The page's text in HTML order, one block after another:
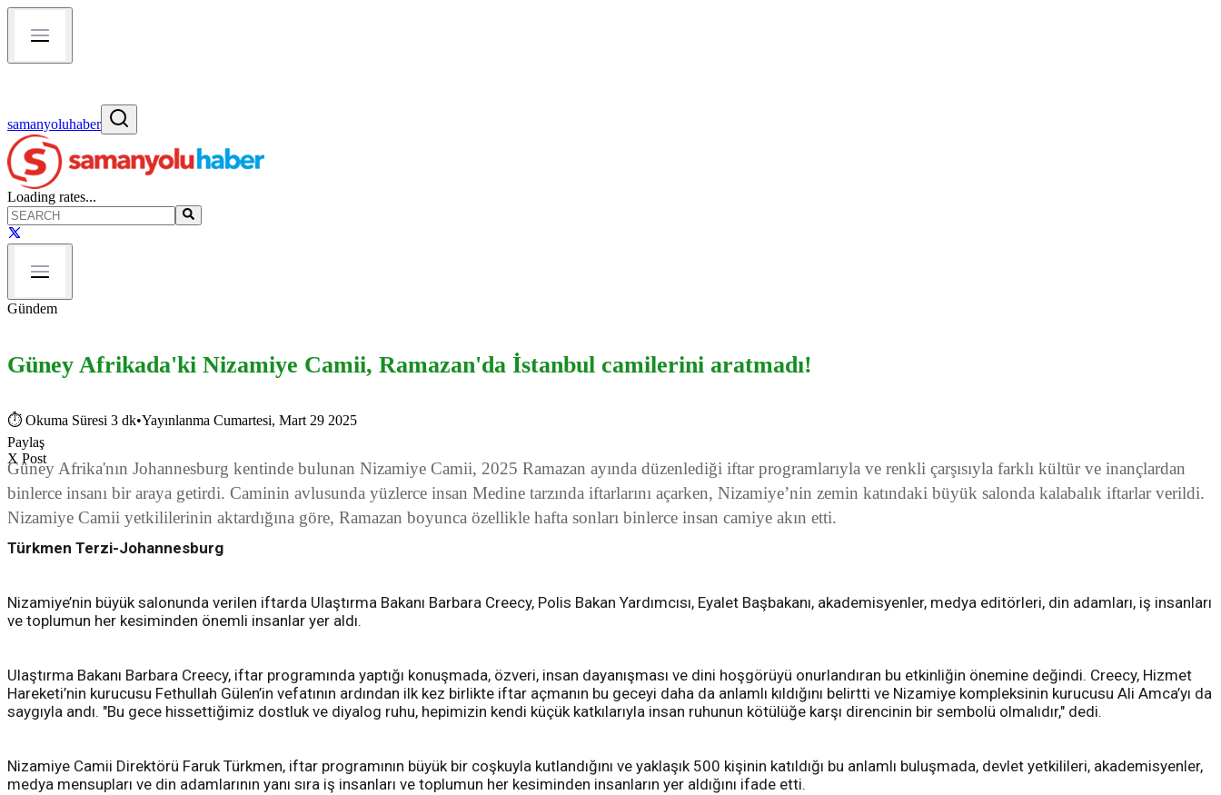
samanyoluhaber
Loading rates...
Gündem
Güney Afrikada'ki Nizamiye Camii, Ramazan'da İstanbul camilerini aratmadı!
⏱ Okuma Süresi 3 dk•Yayınlanma Cumartesi, Mart 29 2025
Paylaş
X Post
Güney Afrika'nın Johannesburg kentinde bulunan Nizamiye Camii, 2025 Ramazan ayında düzenlediği iftar programlarıyla ve renkli çarşısıyla farklı kültür ve inançlardan
binlerce insanı bir araya getirdi. Caminin avlusunda yüzlerce insan Medine tarzında iftarlarını açarken, Nizamiye’nin zemin katındaki büyük salonda kalabalık iftarlar verildi.
Nizamiye Camii yetkililerinin aktardığına göre, Ramazan boyunca özellikle hafta sonları binlerce insan camiye akın etti.
Türkmen Terzi-Johannesburg
Nizamiye’nin büyük salonunda verilen iftarda Ulaştırma Bakanı Barbara Creecy, Polis Bakan Yardımcısı, Eyalet Başbakanı, akademisyenler, medya editörleri, din adamları, iş insanları
ve toplumun her kesiminden önemli insanlar yer aldı.
Ulaştırma Bakanı Barbara Creecy, iftar programında yaptığı konuşmada, özveri, insan dayanışması ve dini hoşgörüyü onurlandıran bu etkinliğin önemine değindi. Creecy, Hizmet
Hareketi’nin kurucusu Fethullah Gülen’in vefatının ardından ilk kez birlikte iftar açmanın bu geceyi daha da anlamlı kıldığını belirtti ve Nizamiye kompleksinin kurucusu Ali Amca’yı da
saygıyla andı. "Bu gece hissettiğimiz dostluk ve diyalog ruhu, hepimizin kendi küçük katkılarıyla insan ruhunun kötülüğe karşı direncinin bir sembolü olmalıdır," dedi.
Nizamiye Camii Direktörü Faruk Türkmen, iftar programının büyük bir coşkuyla kutlandığını ve yaklaşık 500 kişinin katıldığı bu anlamlı buluşmada, devlet yetkilileri, akademisyenler,
medya mensupları ve din adamlarının yanı sıra iş insanları ve toplumun her kesiminden insanların yer aldığını ifade etti.